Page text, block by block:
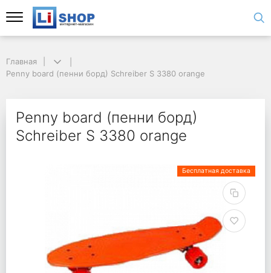
Главная
Penny board (пенни борд) Schreiber S 3380 orange
Penny board (пенни борд)
Schreiber S 3380 orange
Бесплатная доставка